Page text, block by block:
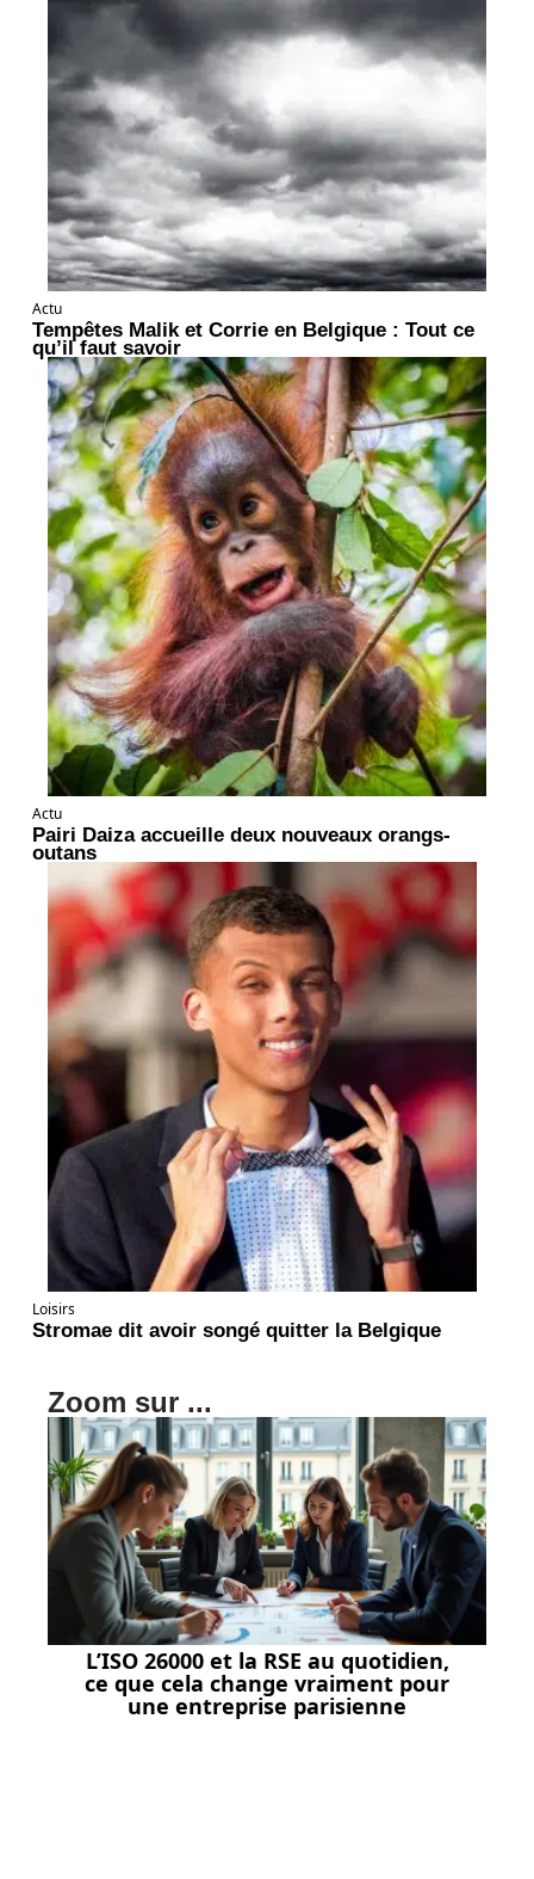
Actu
Tempêtes Malik et Corrie en Belgique : Tout ce
qu’il faut savoir
Actu
Pairi Daiza accueille deux nouveaux orangs-
outans
Loisirs
Stromae dit avoir songé quitter la Belgique
Zoom sur ...
L’ISO 26000 et la RSE au quotidien,
ce que cela change vraiment pour
une entreprise parisienne